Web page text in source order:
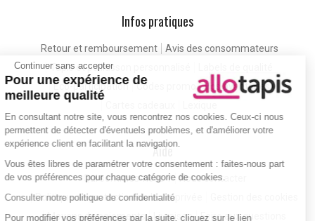
Continuer sans accepter
Pour une expérience de
meilleure qualité
En consultant notre site, vous rencontrez nos cookies. Ceux-ci nous
permettent de détecter d'éventuels problèmes, et d'améliorer votre
expérience client en facilitant la navigation.
Vous êtes libres de paramétrer votre consentement : faites-nous part
de vos préférences pour chaque catégorie de cookies.
Consulter notre politique de confidentialité
Pour modifier vos préférences par la suite, cliquez sur le lien
Infos pratiques
Retour et remboursement
Avis des consommateurs
Tapis et paillasson personnalisé
Eco-participation
Codes promo
Vos avantages
Aide
Qui sommes-nous ?
Nous contacter
Politique de protection de la vie privée
Moyens de paiements
Livraison Foire aux questions